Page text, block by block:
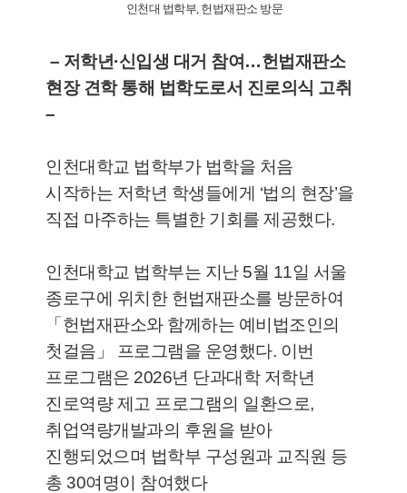
인천대 법학부, 헌법재판소 방문
– 저학년·신입생 대거 참여…헌법재판소
현장 견학 통해 법학도로서 진로의식 고취
–
인천대학교 법학부가 법학을 처음
시작하는 저학년 학생들에게 ‘법의 현장’을
직접 마주하는 특별한 기회를 제공했다.
인천대학교 법학부는 지난 5월 11일 서울
종로구에 위치한 헌법재판소를 방문하여
「헌법재판소와 함께하는 예비법조인의
첫걸음」 프로그램을 운영했다. 이번
프로그램은 2026년 단과대학 저학년
진로역량 제고 프로그램의 일환으로,
취업역량개발과의 후원을 받아
진행되었으며 법학부 구성원과 교직원 등
총 30여명이 참여했다